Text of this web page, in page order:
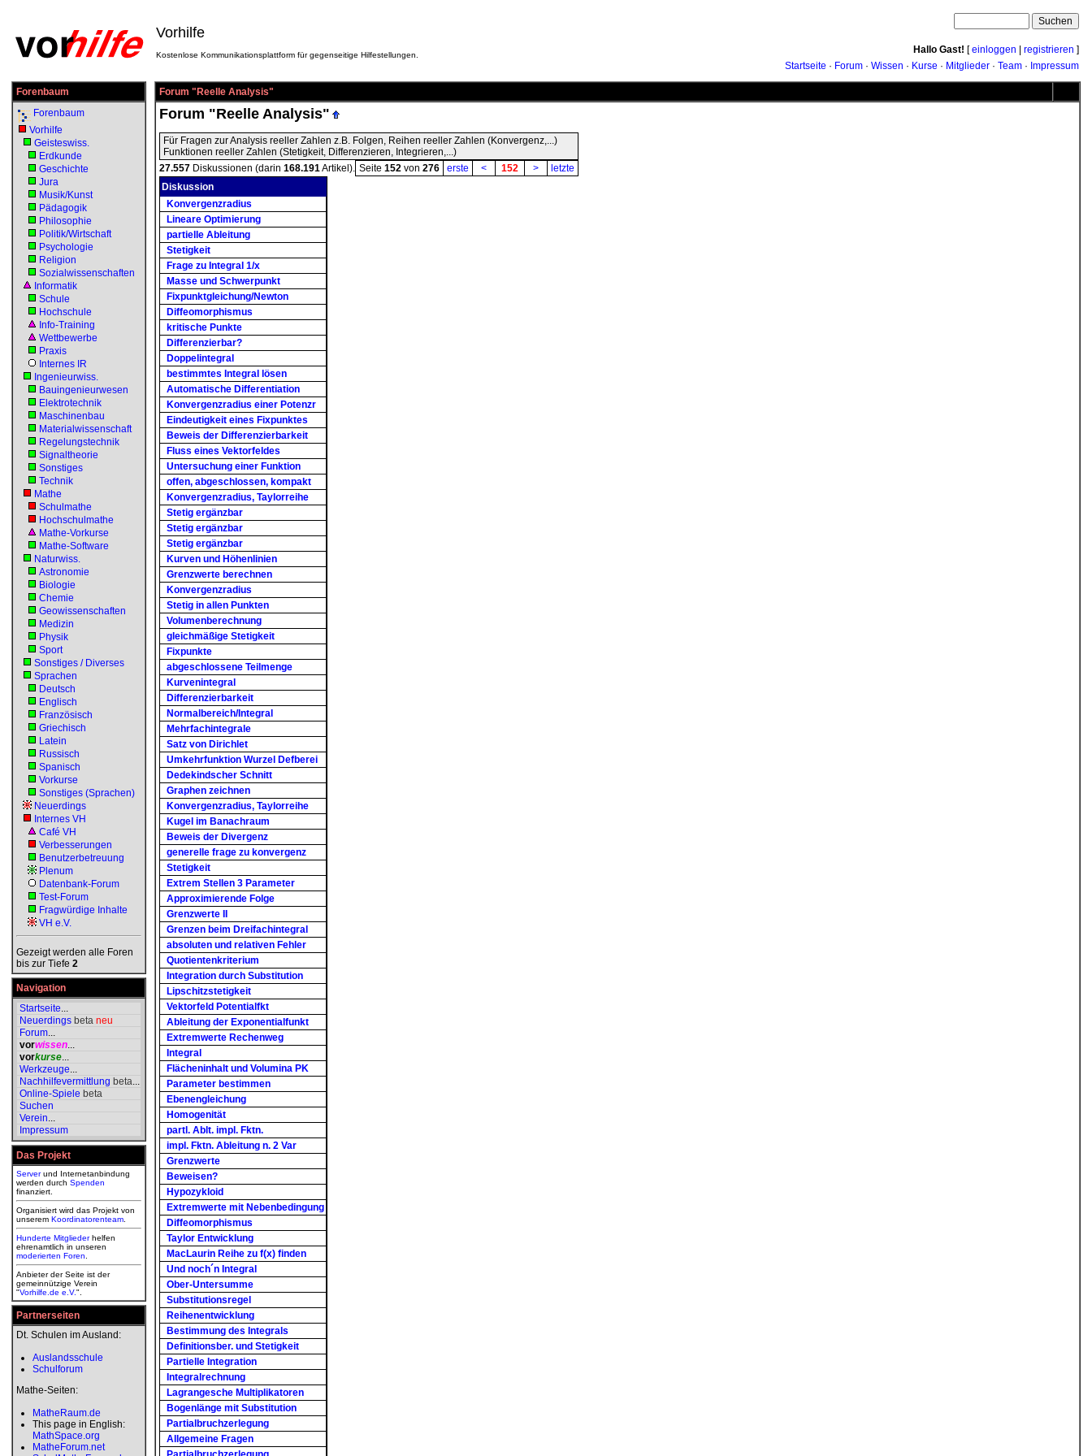
Vorhilfe
Kostenlose Kommunikationsplattform für gegenseitige Hilfestellungen. Hallo Gast! [einloggen registrieren ]
Startseite · Forum · Wissen · Kurse · Mitglieder · Team · Impressum
Forenbaum
Forenbaum
Vorhilfe
Geisteswiss.
Erdkunde
Geschichte
Jura
Musik/Kunst
Pädagogik
Philosophie
Politik/Wirtschaft
Psychologie
Religion
Sozialwissenschaften
Informatik
Schule
Hochschule
Info-Training
Wettbewerbe
Praxis
Internes IR
Ingenieurwiss.
Bauingenieurwesen
Elektrotechnik
Maschinenbau
Materialwissenschaft
Regelungstechnik
Signaltheorie
Sonstiges
Technik
Mathe
Schulmathe
Hochschulmathe
Mathe-Vorkurse
Mathe-Software
Naturwiss.
Astronomie
Biologie
Chemie
Geowissenschaften
Medizin
Physik
Sport
Sonstiges / Diverses
Sprachen
Deutsch
Englisch
Französisch
Griechisch
Latein
Russisch
Spanisch
Vorkurse
Sonstiges (Sprachen)
Neuerdings
Internes VH
Café VH
Verbesserungen
Benutzerbetreuung
Plenum
Datenbank-Forum
Test-Forum
Fragwürdige Inhalte
VH e.V.
Gezeigt werden alle Foren
bis zur Tiefe 2
Navigation
Startseite...
Neuerdings beta neu
Forum...
vorwissen...
vorkurse...
Werkzeuge...
Nachhilfevermittlung beta...
Online-Spiele beta
Suchen
Verein...
Impressum
Das Projekt
Serverund Internetanbindung
werden durch Spenden
finanziert.
Organisiert wird das Projekt von
unserem Koordinatorenteam
Hunderte Mitgliederhelfen
ehrenamtlich in unseren
moderierten Foren
Anbieter der Seite ist der
gemeinnützige Verein
"Vorhilfe.de e.V.".
Partnerseiten
Dt. Schulen im Ausland:
Auslandsschule
Schulforum
Mathe-Seiten:
MatheRaum.de
This page in English:
MathSpace.org
MatheForum.net
Forum "Reelle Analysis"
Forum "Reelle Analysis"
Für Fragen zur Analysis reeller Zahlen z.B. Folgen, Reihen reeller Zahlen (Konvergenz,...)
Funktionen reeller Zahlen (Stetigkeit, Differenzieren, Integrieren,...)
27.557 Diskussionen (darin 168.191Artikel). Seite 152 von 276 erste < 152 >
letzte
Diskussion
Konvergenzradius
Lineare Optimierung
partielle Ableitung
Stetigkeit
Frage zu Integral 1/x
Masse und Schwerpunkt
Fixpunktgleichung/Newton
Diffeomorphismus
kritische Punkte
Differenzierbar?
Doppelintegral
bestimmtes Integral lösen
Automatische Differentiation
Konvergenzradius einer Potenzr
Eindeutigkeit eines Fixpunktes
Beweis der Differenzierbarkeit
Fluss eines Vektorfeldes
Untersuchung einer Funktion
offen, abgeschlossen, kompakt
Konvergenzradius, Taylorreihe
Stetig ergänzbar
Stetig ergänzbar
Stetig ergänzbar
Kurven und Höhenlinien
Grenzwerte berechnen
Konvergenzradius
Stetig in allen Punkten
Volumenberechnung
gleichmäßige Stetigkeit
Fixpunkte
abgeschlossene Teilmenge
Kurvenintegral
Differenzierbarkeit
Normalbereich/Integral
Mehrfachintegrale
Satz von Dirichlet
Umkehrfunktion Wurzel Defberei
Dedekindscher Schnitt
Graphen zeichnen
Konvergenzradius, Taylorreihe
Kugel im Banachraum
Beweis der Divergenz
generelle frage zu konvergenz
Stetigkeit
Extrem Stellen 3 Parameter
Approximierende Folge
Grenzwerte II
Grenzen beim Dreifachintegral
absoluten und relativen Fehler
Quotientenkriterium
Integration durch Substitution
Lipschitzstetigkeit
Vektorfeld Potentialfkt
Ableitung der Exponentialfunkt
Extremwerte Rechenweg
Integral
Flächeninhalt und Volumina PK
Parameter bestimmen
Ebenengleichung
Homogenität
partl. Ablt. impl. Fktn.
impl. Fktn. Ableitung n. 2 Var
Grenzwerte
Beweisen?
Hypozykloid
Extremwerte mit Nebenbedingung
Diffeomorphismus
Taylor Entwicklung
MacLaurin Reihe zu f(x) finden
Und noch´n Integral
Ober-Untersumme
Substitutionsregel
Reihenentwicklung
Bestimmung des Integrals
Definitionsber. und Stetigkeit
Partielle Integration
Integralrechnung
Lagrangesche Multiplikatoren
Bogenlänge mit Substitution
Partialbruchzerlegung
Allgemeine Fragen